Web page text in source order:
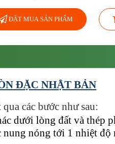
ĐẶT MUA SẢN PHẨM
ĐẶC NHẬT BẢN
các bước như sau:
dưới lòng đất và thép
nóng tới 1 nhiệt độ